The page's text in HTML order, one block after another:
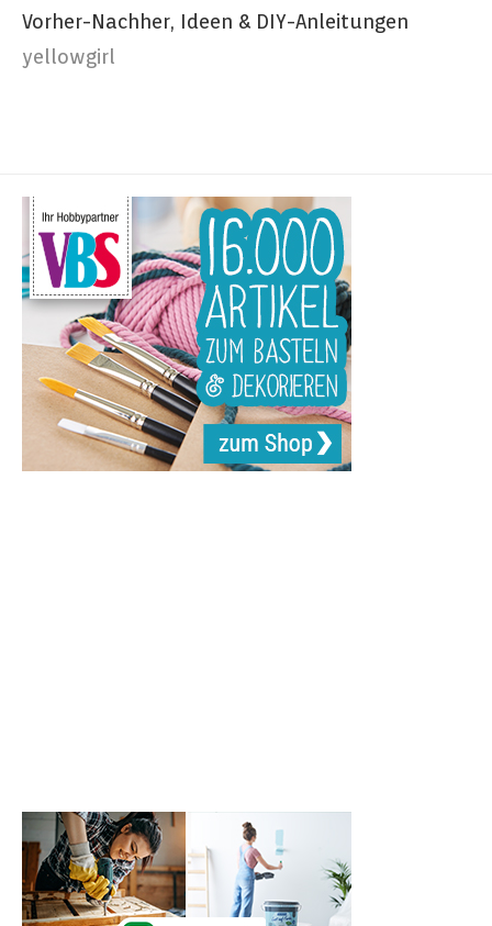
Vorher-Nachher, Ideen & DIY-Anleitungen
yellowgirl